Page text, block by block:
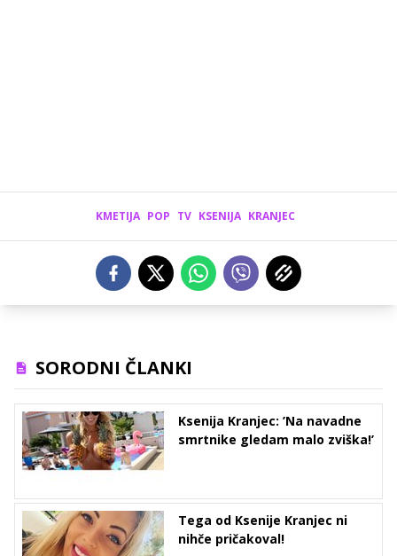
KMETIJA POP TV KSENIJA KRANJEC
SORODNI ČLANKI
Ksenija Kranjec: ’Na navadne
smrtnike gledam malo zviška!’
Tega od Ksenije Kranjec ni
nihče pričakoval!